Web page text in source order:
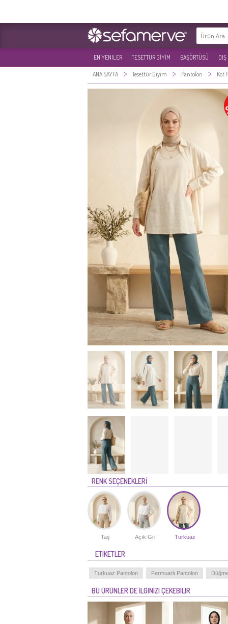
EN YENILER TESETTÜR GİYİM BAŞÖRTÜSÜ DIŞ
ANA SAYFA > Tesettür Giyim > Pantolon > Kot
RENK SEÇENEKLERİ
Taş Açık Gri Turkuaz
ETIKETLER
Turkuaz Pantolon Fermuarlı Pantolon
BU ÜRÜNLER DE İLGINIZI ÇEKEBILIR